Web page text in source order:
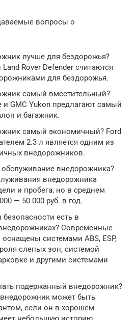
вопросы о
лучше для бездорожья?
Rover Defender считаются
для бездорожья.
самый вместительный?
и GMC Yukon предлагают самый
и багажник.
самый экономичный? Ford
2.3 л является одним из
внедорожников.
обслуживание внедорожника?
внедорожника
и пробега, но в среднем
— 50 000 руб. в год.
есть в
Современные
системами ABS, ESP,
слепых зон, системой
и другими системами
подержанный внедорожник?
может быть
если он в хорошем